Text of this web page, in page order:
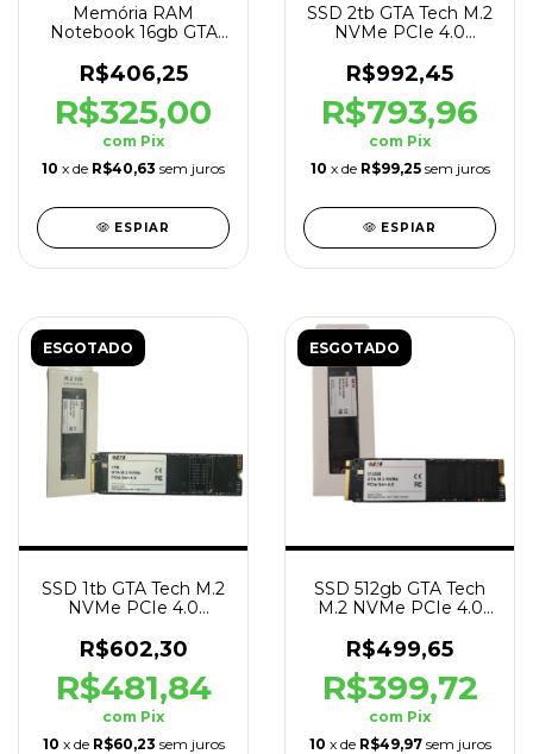
Memória RAM
Notebook 16gb GTA
Cl22 1.5V
R$406,25
R$325,00
com Pix
10 x de R$40,63 sem juros
ESPIAR
SSD 2tb GTA Tech M.2
NVMe PCIe 4.0
5000mb/s Grav
R$992,45
R$793,96
com Pix
10 x de R$99,25 sem juros
ESPIAR
ESGOTADO
SSD 1tb GTA Tech M.2
NVMe PCIe 4.0
5000mb/s Grav
R$602,30
R$481,84
com Pix
10 x de R$60,23 sem juros
ESGOTADO
SSD 512gb GTA Tech
M.2 NVMe PCIe 4.0
5000mb/s Grav
R$499,65
R$399,72
com Pix
10 x de R$49,97 sem juros